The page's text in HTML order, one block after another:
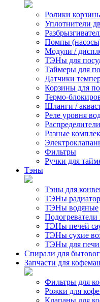
Ролики
Уплотнители
Помпы
Модули /
ТЭНы для
Таймеры для
Датчики
Корзины для
Термо-
Шланги /
Реле уровня
Разные
Фильтры
Ручки для
Тэны
Тэны для
ТЭНы
ТЭНы водяные
ТЭНы печей
ТЭНы сухие
ТЭНы для
Спирали для
Запчасти для
Фильтры для
Рожки для
Клапаны для